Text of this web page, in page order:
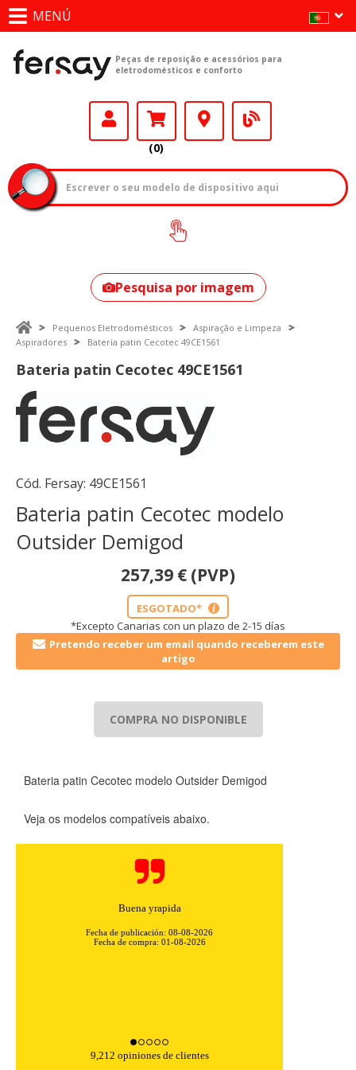
MENÚ
Peças de reposição e acessórios para
eletrodomésticos e conforto
(0)
Como encontrar
o seu modelo?
Pesquisa por imagem
Pequenos Eletrodomésticos
Aspiração e Limpeza
Aspiradores
Bateria patin Cecotec 49CE1561
Bateria patin Cecotec 49CE1561
Cód. Fersay: 49CE1561
Bateria patin Cecotec modelo
Outsider Demigod
257,39 € (PVP)
ESGOTADO* i
*Excepto Canarias con un plazo de 2-15 días
Pretendo receber um email quando receberem este
artigo
COMPRA NO DISPONIBLE
Bateria patin Cecotec modelo Outsider Demigod
Veja os modelos compatíveis abaixo.
Buena yrapida
Fecha de publicación: 08-08-2026
Fecha de compra: 01-08-2026
9,212 opiniones de clientes